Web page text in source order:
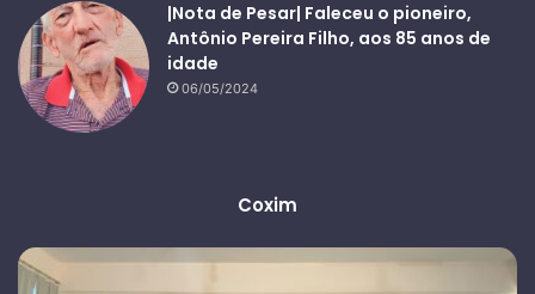
|Nota de Pesar| Faleceu o pioneiro,
Antônio Pereira Filho, aos 85 anos de
idade
06/05/2024
Coxim